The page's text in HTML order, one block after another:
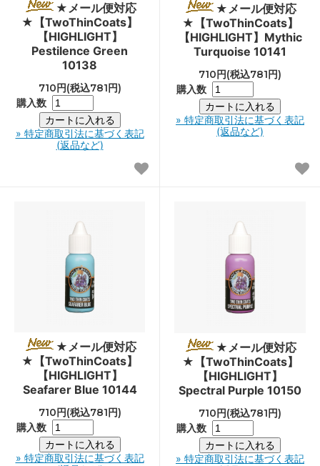
★メール便対応
★【TwoThinCoats】
【HIGHLIGHT】
Pestilence Green
10138
710円(税込781円)
購入数
» 特定商取引法に基づく表記
(返品など)
★メール便対応
★【TwoThinCoats】
【HIGHLIGHT】Mythic
Turquoise 10141
710円(税込781円)
購入数
» 特定商取引法に基づく表記
(返品など)
★メール便対応
★【TwoThinCoats】
【HIGHLIGHT】
Seafarer Blue 10144
710円(税込781円)
購入数
» 特定商取引法に基づく表記
★メール便対応
★【TwoThinCoats】
【HIGHLIGHT】
Spectral Purple 10150
710円(税込781円)
購入数
» 特定商取引法に基づく表記